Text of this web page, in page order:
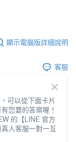
顯示電腦版詳細說明
客服
(按摩/精油/配件)
可以從下面卡片
您要的答案喔！
的【LINE 官方
人客服一對一互